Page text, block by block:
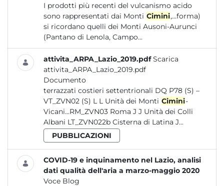
I prodotti più recenti del vulcanismo acido
sono rappresentati dai Monti Cimini,...forma)
si ricordano quelli dei Monti Ausoni-Aurunci
(Pantano di Lenola, Campo...
attivita_ARPA_Lazio_2019.pdf Scarica
attivita_ARPA_Lazio_2019.pdf
Documento
terrazzati costieri settentrionali DQ P78 (S) –
VT_ZVN02 (S) L L Unità dei Monti Cimini-
Vicani...RM_ZVN03 Roma J J Unità dei Colli
Albani LT_ZVN022b Cisterna di Latina J...
PUBBLICAZIONI
COVID-19 e inquinamento nel Lazio, analisi
dati qualità dell'aria a marzo-maggio 2020
Voce Blog